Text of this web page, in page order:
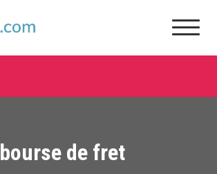
bourse de fret